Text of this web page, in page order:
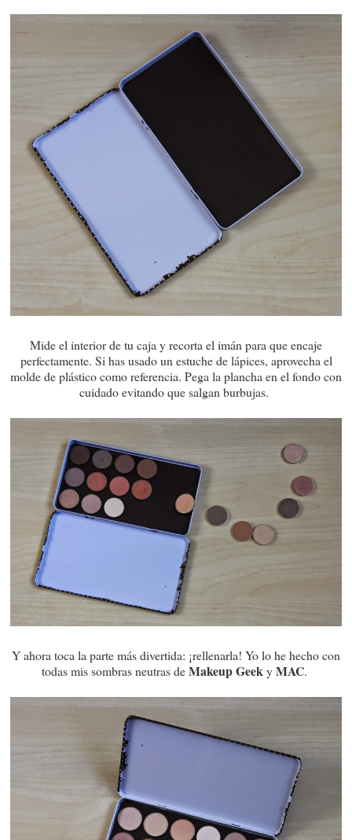
Mide el interior de tu caja y recorta el imán para que encaje
perfectamente. Si has usado un estuche de lápices, aprovecha el
molde de plástico como referencia. Pega la plancha en el fondo con
cuidado evitando que salgan burbujas.
Y ahora toca la parte más divertida: ¡rellenarla! Yo lo he hecho con
todas mis sombras neutras deMakeup Geek yMAC.